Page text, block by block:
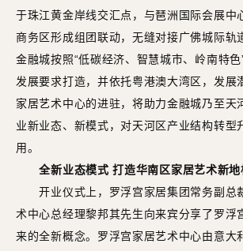
于珠江黄金岸线交汇点，与琶洲国际会展中
商务区形成组团联动，无缝对接广佛城际轨
金融城按照“低碳经济、智慧城市、岭南特
发展要求打造，并依托粤港澳大湾区，发展
家居艺术中心的进驻，将助力金融城乃至天
业新业态、新模式，对天河区产业结构转型
用。
全新业态模式 打造华南区家居艺术新地
开业仪式上，罗浮宫家居集团常务副总
术中心总经理黎邦其先生向来宾分享了罗浮
来的全新概念。罗浮宫家居艺术中心由意大